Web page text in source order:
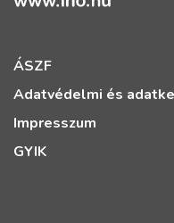
ÁSZF
Adatvédelmi és
Impresszum
GYIK